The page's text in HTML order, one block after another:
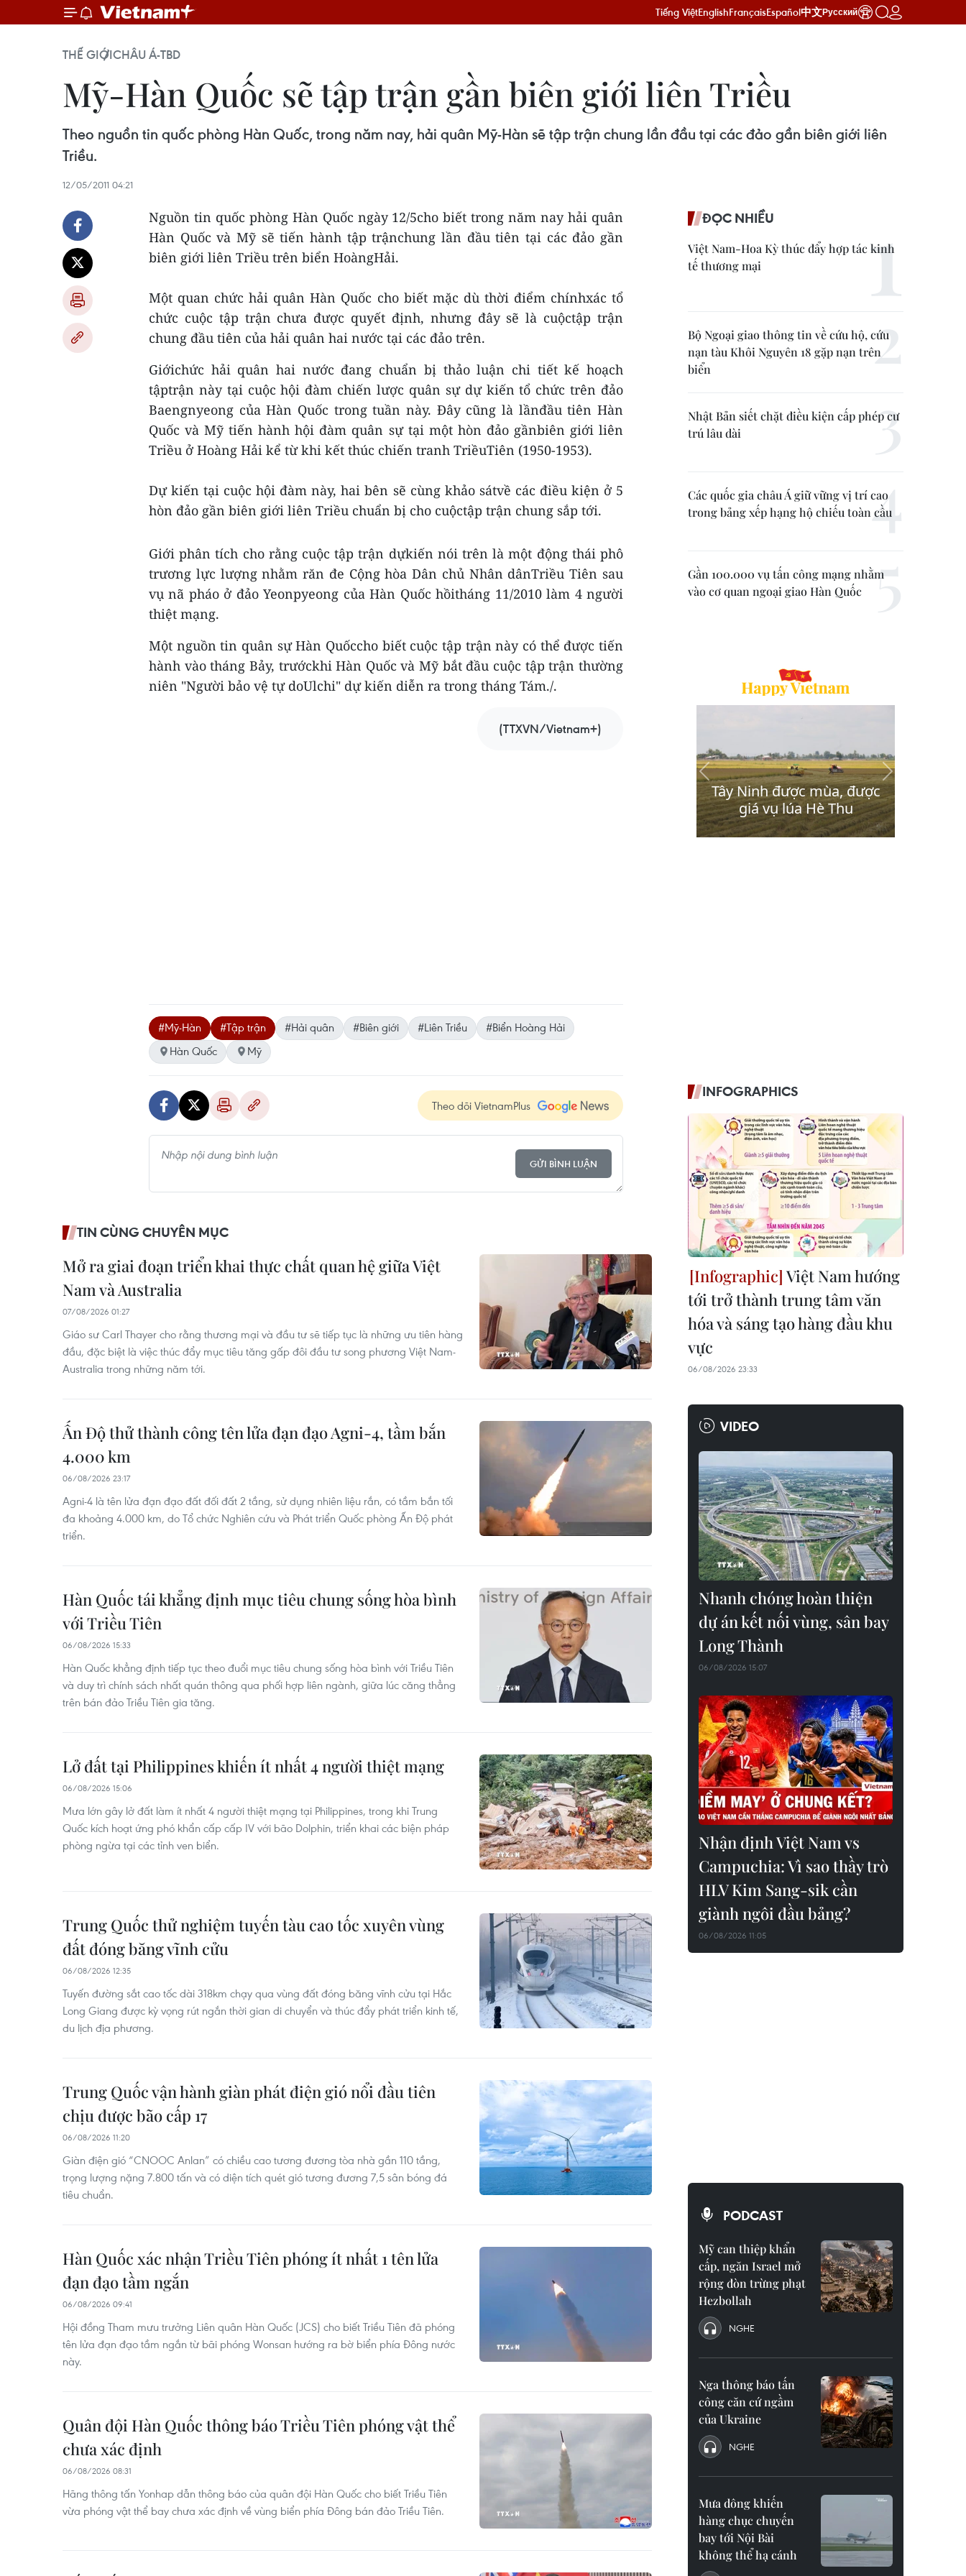
Tiếng ViệtEnglishFrançaisEspañol中文Русский
THẾ GIỚICHÂU Á-TBD
Mỹ-Hàn Quốc sẽ tập trận gần biên giới liên Triều
Theo nguồn tin quốc phòng Hàn Quốc, trong năm nay, hải quân Mỹ-Hàn sẽ tập trận chung lần đầu tại các đảo gần biên giới liên
Triều.
12/05/2011 04:21
Nguồn tin quốc phòng Hàn Quốc ngày 12/5cho biết trong năm nay hải quân
Hàn Quốc và Mỹ sẽ tiến hành tập trậnchung lần đầu tiên tại các đảo gần
biên giới liên Triều trên biển HoàngHải.
Một quan chức hải quân Hàn Quốc cho biết mặc dù thời điểm chínhxác tổ
chức cuộc tập trận chưa được quyết định, nhưng đây sẽ là cuộctập trận
chung đầu tiên của hải quân hai nước tại các đảo trên.
Giớichức hải quân hai nước đang chuẩn bị thảo luận chi tiết kế hoạch
tậptrận này tại cuộc hội đàm chiến lược quân sự dự kiến tổ chức trên đảo
Baengnyeong của Hàn Quốc trong tuần này. Đây cũng là lầnđầu tiên Hàn
Quốc và Mỹ tiến hành hội đàm quân sự tại một hòn đảo gầnbiên giới liên
Triều ở Hoàng Hải kể từ khi kết thúc chiến tranh TriềuTiên (1950-1953).
Dự kiến tại cuộc hội đàm này, hai bên sẽ cùng khảo sátvề các điều kiện ở 5
hòn đảo gần biên giới liên Triều chuẩn bị cho cuộctập trận chung sắp tới.
Giới phân tích cho rằng cuộc tập trận dựkiến nói trên là một động thái phô
trương lực lượng nhằm răn đe Cộng hòa Dân chủ Nhân dânTriều Tiên sau
vụ nã pháo ở đảo Yeonpyeong của Hàn Quốc hồitháng 11/2010 làm 4 người
thiệt mạng.
Một nguồn tin quân sự Hàn Quốccho biết cuộc tập trận này có thể được tiến
hành vào tháng Bảy, trướckhi Hàn Quốc và Mỹ bắt đầu cuộc tập trận thường
niên "Người bảo vệ tự doUlchi" dự kiến diễn ra trong tháng Tám./.
(TTXVN/Vietnam+)
#Mỹ-Hàn #Tập trận #Hải quân #Biên giới #Liên Triều
#Biển Hoàng Hải
Hàn Quốc
Mỹ
Theo dõi VietnamPlus
GỬI BÌNH LUẬN
TIN CÙNG CHUYÊN MỤC
Mở ra giai đoạn triển khai thực chất quan hệ giữa Việt
Nam và Australia
07/08/2026 01:27
Giáo sư Carl Thayer cho rằng thương mại và đầu tư sẽ tiếp tục là những ưu tiên hàng
đầu, đặc biệt là việc thúc đẩy mục tiêu tăng gấp đôi đầu tư song phương Việt Nam-
Australia trong những năm tới.
Ấn Độ thử thành công tên lửa đạn đạo Agni-4, tầm bắn
4.000 km
06/08/2026 23:17
Agni-4 là tên lửa đạn đạo đất đối đất 2 tầng, sử dụng nhiên liệu rắn, có tầm bắn tối
đa khoảng 4.000 km, do Tổ chức Nghiên cứu và Phát triển Quốc phòng Ấn Độ phát
triển.
Hàn Quốc tái khẳng định mục tiêu chung sống hòa bình
với Triều Tiên
06/08/2026 15:33
Hàn Quốc khẳng định tiếp tục theo đuổi mục tiêu chung sống hòa bình với Triều Tiên
và duy trì chính sách nhất quán thông qua phối hợp liên ngành, giữa lúc căng thẳng
trên bán đảo Triều Tiên gia tăng.
Lở đất tại Philippines khiến ít nhất 4 người thiệt mạng
06/08/2026 15:06
Mưa lớn gây lở đất làm ít nhất 4 người thiệt mạng tại Philippines, trong khi Trung
Quốc kích hoạt ứng phó khẩn cấp cấp IV với bão Dolphin, triển khai các biện pháp
phòng ngừa tại các tỉnh ven biển.
Trung Quốc thử nghiệm tuyến tàu cao tốc xuyên vùng
đất đóng băng vĩnh cửu
06/08/2026 12:35
Tuyến đường sắt cao tốc dài 318km chạy qua vùng đất đóng băng vĩnh cửu tại Hắc
Long Giang được kỳ vọng rút ngắn thời gian di chuyển và thúc đẩy phát triển kinh tế,
du lịch địa phương.
Trung Quốc vận hành giàn phát điện gió nổi đầu tiên
chịu được bão cấp 17
06/08/2026 11:20
Giàn điện gió “CNOOC Anlan” có chiều cao tương đương tòa nhà gần 110 tầng,
trọng lượng nặng 7.800 tấn và có diện tích quét gió tương đương 7,5 sân bóng đá
tiêu chuẩn.
Hàn Quốc xác nhận Triều Tiên phóng ít nhất 1 tên lửa
đạn đạo tầm ngắn
06/08/2026 09:41
Hội đồng Tham mưu trưởng Liên quân Hàn Quốc (JCS) cho biết Triều Tiên đã phóng
tên lửa đạn đạo tầm ngắn từ bãi phóng Wonsan hướng ra bờ biển phía Đông nước
này.
Quân đội Hàn Quốc thông báo Triều Tiên phóng vật thể
chưa xác định
06/08/2026 08:31
Hãng thông tấn Yonhap dẫn thông báo của quân đội Hàn Quốc cho biết Triều Tiên
vừa phóng vật thể bay chưa xác định về vùng biển phía Đông bán đảo Triều Tiên.
ĐỌC NHIỀU
Việt Nam-Hoa Kỳ thúc đẩy hợp tác kinh
tế thương mại
Bộ Ngoại giao thông tin về cứu hộ, cứu
nạn tàu Khôi Nguyên 18 gặp nạn trên
biển
Nhật Bản siết chặt điều kiện cấp phép cư
trú lâu dài
Các quốc gia châu Á giữ vững vị trí cao
trong bảng xếp hạng hộ chiếu toàn cầu
Gần 100.000 vụ tấn công mạng nhằm
vào cơ quan ngoại giao Hàn Quốc
INFOGRAPHICS
Việt Nam hướng
tới trở thành trung tâm văn
hóa và sáng tạo hàng đầu khu
vực
06/08/2026 23:33
VIDEO
Nhanh chóng hoàn thiện
dự án kết nối vùng, sân bay
Long Thành
06/08/2026 15:07
Nhận định Việt Nam vs
Campuchia: Vì sao thầy trò
HLV Kim Sang-sik cần
giành ngôi đầu bảng?
06/08/2026 11:05
PODCAST
Mỹ can thiệp khẩn
cấp, ngăn Israel mở
rộng đòn trừng phạt
Hezbollah
NGHE
Nga thông báo tấn
công căn cứ ngầm
của Ukraine
NGHE
Mưa dông khiến
hàng chục chuyến
bay tới Nội Bài
không thể hạ cánh